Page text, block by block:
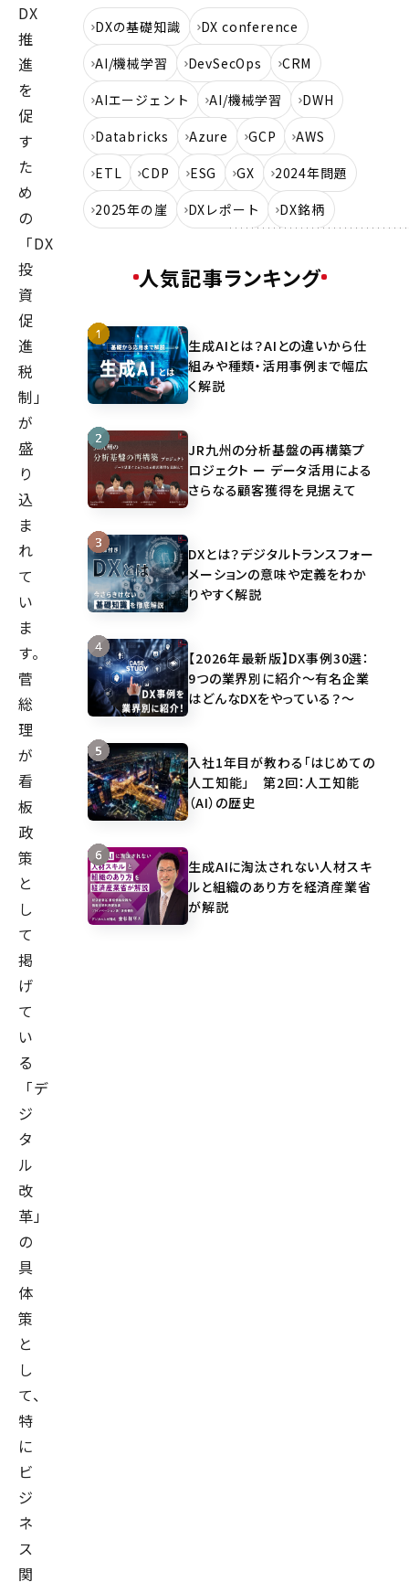
DX
推
進
を
促
す
た
め
の
「DX
投
資
促
進
税
制」
が
盛
り
込
ま
れ
て
い
ま
す。
菅
総
理
が
看
板
政
策
と
し
て
掲
げ
て
い
る
「デ
ジ
タ
ル
改
革」
の
具
体
策
と
し
て、
特
に
ビ
ジ
ネ
ス
関
DXの基礎知識
DX conference
AI/機械学習
DevSecOps
CRM
AIエージェント
AI/機械学習
DWH
Databricks
Azure GCP
AWS
ETL
CDP ESG GX
2024年問題
2025年の崖
DXレポート DX銘柄
人気記事ランキング
生成AIとは？AIとの違いから仕
組みや種類・活用事例まで幅広
く解説
JR九州の分析基盤の再構築プ
ロジェクト ー データ活用による
さらなる顧客獲得を見据えて
DXとは？デジタルトランスフォー
メーションの意味や定義をわか
りやすく解説
【2026年最新版】DX事例30選：
9つの業界別に紹介～有名企業
はどんなDXをやっている？～
入社1年目が教わる「はじめての
人工知能」 第2回：人工知能
（AI）の歴史
生成AIに淘汰されない人材スキ
ルと組織のあり方を経済産業省
が解説